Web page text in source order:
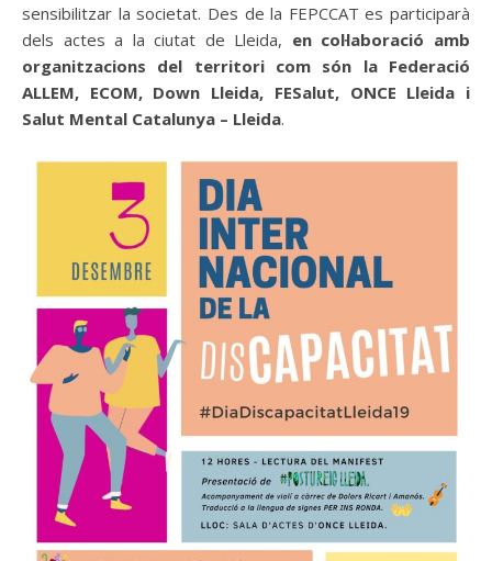
sensibilitzar la societat. Des de la FEPCCAT es participarà
dels actes a la ciutat de Lleida, en col·laboració amb
organitzacions del territori com són la Federació
ALLEM, ECOM, Down Lleida, FESalut, ONCE Lleida i
Salut Mental Catalunya – Lleida.